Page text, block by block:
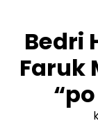
Bedri
Faruk